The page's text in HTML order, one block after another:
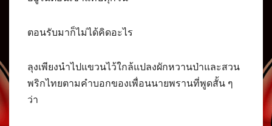
ตอนรับมาก็ไม่ได้คิดอะไร
ลุงเพียงนำไปแขวนไว้ใกล้แปลงผักหวานป่าและสวน
พริกไทยตามคำบอกของเพื่อนนายพรานที่พูดสั้น ๆ
ว่า